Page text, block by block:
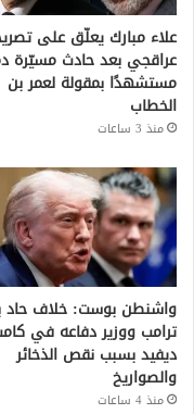
علاء مبارك يعلّق على
عراقجي بعد حادث مسيّرة
مستشهدًا بمقولة لعمر بن
الخطاب
منذ 3 ساعات
واشنطن بوست: خلاف حاد
ترامب ووزير دفاعه في
ديفيد بسبب نقص الذخائر
والصواريخ
منذ 4 ساعات